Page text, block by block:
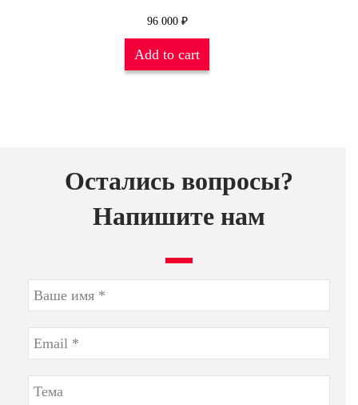
96 000 ₽
Add to cart
Остались вопросы?
Напишите нам